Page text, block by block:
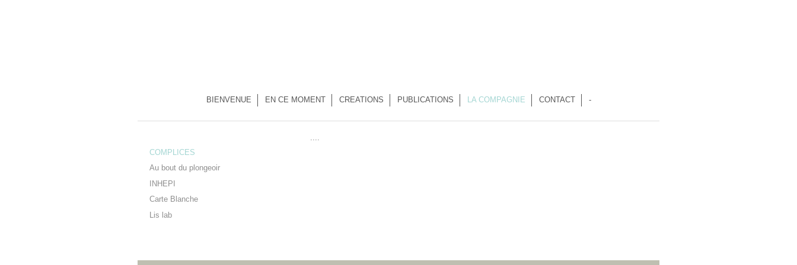
BIENVENUE EN CE MOMENT CREATIONS PUBLICATIONS LA COMPAGNIE CONTACT -
....
COMPLICES
Au bout du plongeoir
INHEPI
Carte Blanche
Lis lab